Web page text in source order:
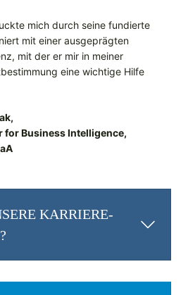
KARRIERE-
mich durch sei­ne fun­dier­te
mit einer ausgeprägten
mit der er mir in meiner
eine wichtige Hilfe
for Business Intelligence,